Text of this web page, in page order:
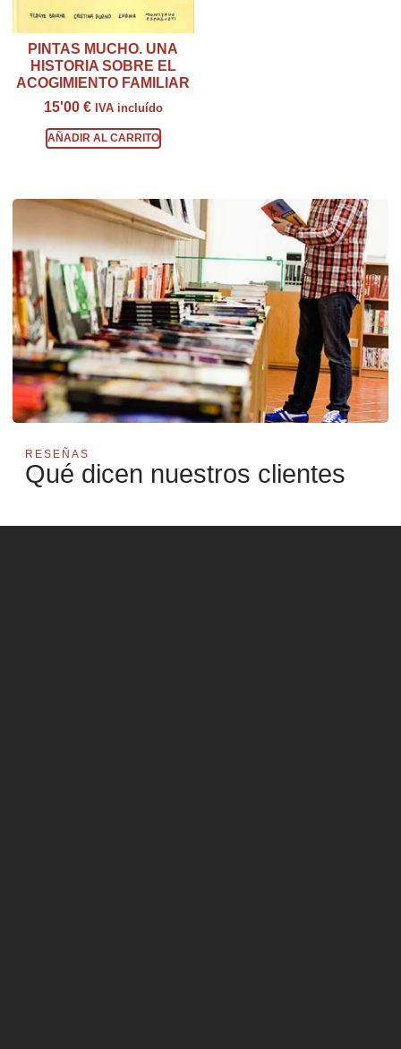
PINTAS MUCHO. UNA
HISTORIA SOBRE EL
ACOGIMIENTO FAMILIAR
15'00 € IVA incluído
AÑADIR AL CARRITO
RESEÑAS
Qué dicen nuestros clientes